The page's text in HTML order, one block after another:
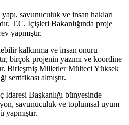
savunuculuk ve insan hakları
T.C. İçişleri Bakanlığında proje
yapmıştır.
kalkınma ve insan onuru
birçok projenin yazımı ve koordine
Birleşmiş Milletler Mülteci Yüksek
almıştır.
İdaresi Başkanlığı bünyesinde
savunuculuk ve toplumsal uyum
yapmıştır.